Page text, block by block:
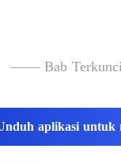
—— Bab
aplikasi untuk